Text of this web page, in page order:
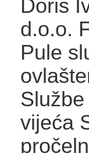
Doris
d.o.o.
Pule
vijeća